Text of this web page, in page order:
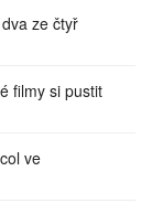
ze čtyř
filmy si pustit
ve